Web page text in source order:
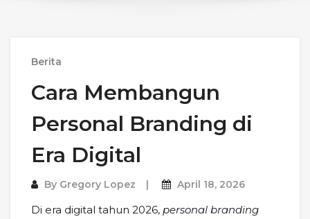
Berita
Cara Membangun
Personal Branding di
Era Digital
By Gregory Lopez April 18, 2026
Di era digital tahun 2026, personal branding